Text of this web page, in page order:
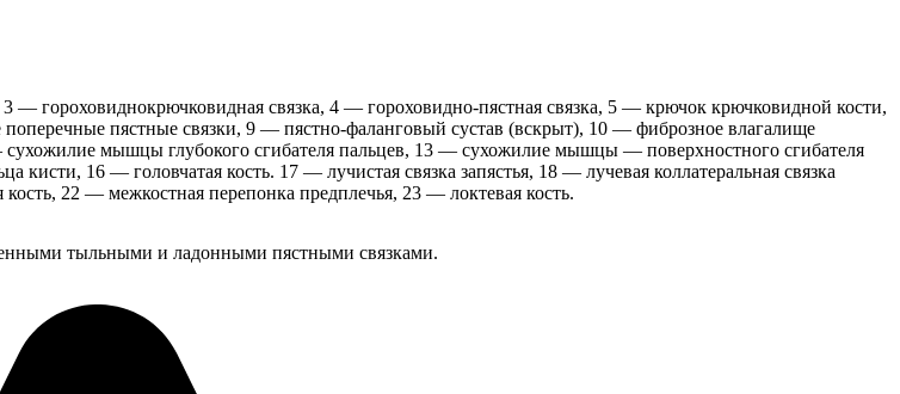
3 — гороховиднокрючковидная связка, 4 — гороховидно-пястная связка, 5 — крючок крючковидной кости,
пястные связки, 9 — пястно-фаланговый сустав (вскрыт), 10 — фиброзное влагалище
мышцы глубокого сгибателя пальцев, 13 — сухожилие мышцы — поверхностного сгибателя
16 — головчатая кость. 17 — лучистая связка запястья, 18 — лучевая коллатеральная связка
22 — межкостная перепонка предплечья, 23 — локтевая кость.
тыльными и ладонными пястными связками.